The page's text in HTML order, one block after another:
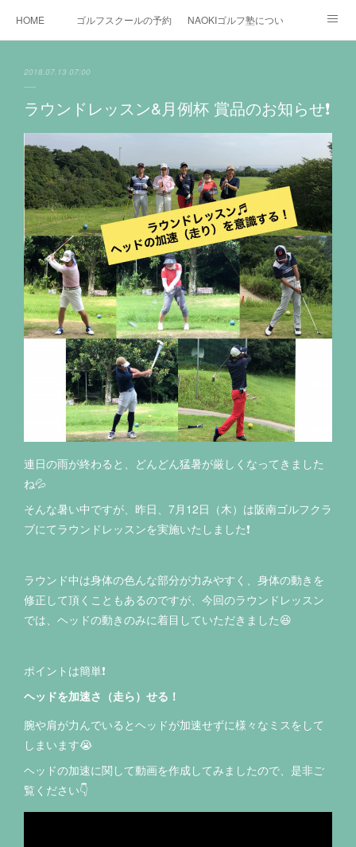
HOME ゴルフスクールの予約状況NAOKIゴルフ塾について
インスタグラム X
2018.07.13 07:00
ラウンドレッスン&月例杯 賞品のお知らせ❗️
連日の雨が終わると、どんどん猛暑が厳しくなってきました
ね💦
そんな暑い中ですが、昨日、7月12日（木）は阪南ゴルフクラ
ブにてラウンドレッスンを実施いたしました❗️
ラウンド中は身体の色んな部分が力みやすく、身体の動きを
修正して頂くこともあるのですが、今回のラウンドレッスン
では、ヘッドの動きのみに着目していただきました😆
ポイントは簡単❗️
ヘッドを加速さ（走ら）せる！
腕や肩が力んでいるとヘッドが加速せずに様々なミスをして
しまいます😭
ヘッドの加速に関して動画を作成してみましたので、是非ご
覧ください👇